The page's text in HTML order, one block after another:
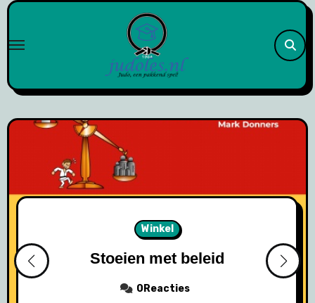
Naar
inhoud
Winkel
Stoeien met beleid
0Reacties